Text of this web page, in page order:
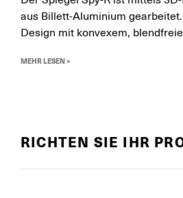
aus Billett-Aluminium
Design mit konvexem,
MEHR LESEN >
RICHTEN SIE IHR